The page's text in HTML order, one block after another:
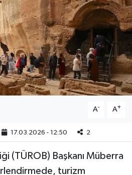
A- A+
17.03.2026 - 12:50 2
(TÜROB) Başkanı Müberra
turizm